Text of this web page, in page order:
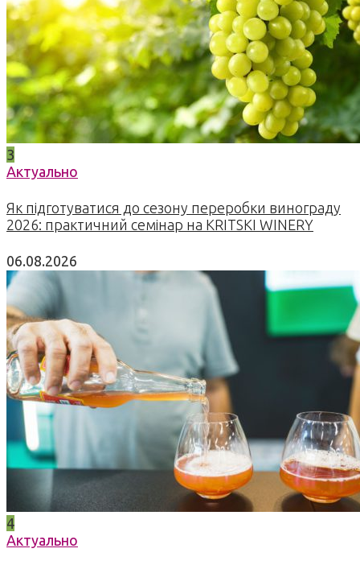
3
Актуально
Як підготуватися до сезону переробки винограду
2026: практичний семінар на KRITSKI WINERY
06.08.2026
4
Актуально